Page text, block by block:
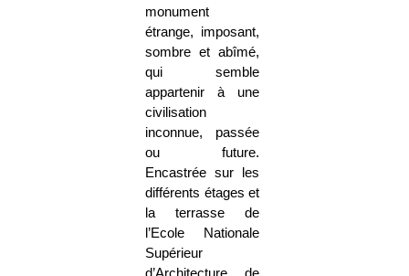
monument
étrange, imposant,
sombre et abîmé,
qui semble
appartenir à une
civilisation
inconnue, passée
ou future.
Encastrée sur les
différents étages et
la terrasse de
l’Ecole Nationale
Supérieur
d’Architecture de